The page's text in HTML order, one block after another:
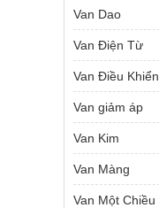
Van Dao
Van Điện Từ
Van Điều Khiển
Van giảm áp
Van Kim
Van Màng
Van Một Chiều